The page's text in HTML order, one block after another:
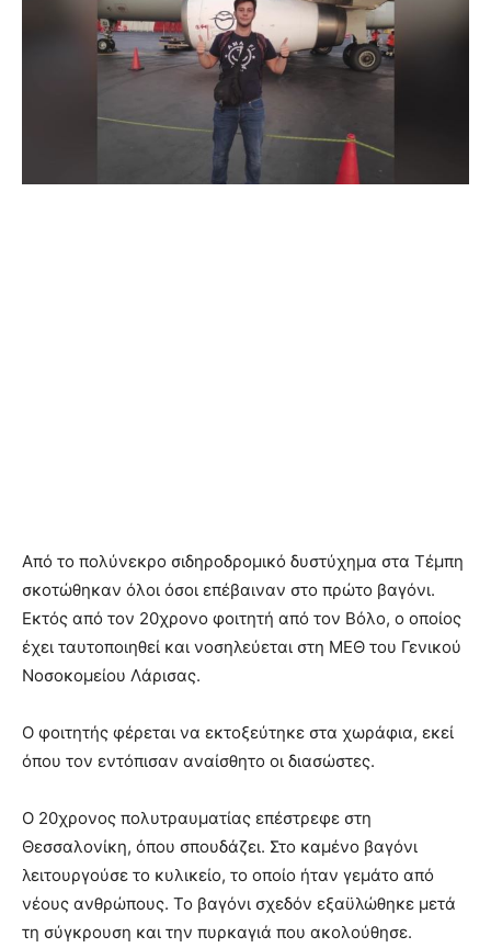
Από το πολύνεκρο σιδηροδρομικό δυστύχημα στα Τέμπη
σκοτώθηκαν όλοι όσοι επέβαιναν στο πρώτο βαγόνι.
Εκτός από τον 20χρονο φοιτητή από τον Βόλο, ο οποίος
έχει ταυτοποιηθεί και νοσηλεύεται στη ΜΕΘ του Γενικού
Νοσοκομείου Λάρισας.
Ο φοιτητής φέρεται να εκτοξεύτηκε στα χωράφια, εκεί
όπου τον εντόπισαν αναίσθητο οι διασώστες.
Ο 20χρονος πολυτραυματίας επέστρεφε στη
Θεσσαλονίκη, όπου σπουδάζει. Στο καμένο βαγόνι
λειτουργούσε το κυλικείο, το οποίο ήταν γεμάτο από
νέους ανθρώπους. Το βαγόνι σχεδόν εξαϋλώθηκε μετά
τη σύγκρουση και την πυρκαγιά που ακολούθησε.